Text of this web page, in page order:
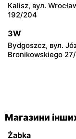
Kalisz, вул.
192/204
3W
Bydgoszcz, вул.
Bronikowskiego
3W
Czeladź, вул.
Магазини
Żabka